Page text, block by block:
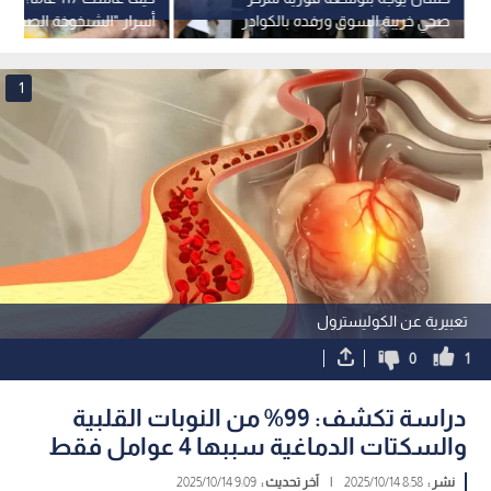
أسرار "الشيخوخة
في العالم
صحي خريبة السوق ورفده بالكوادر
تعبيرية عن الكوليسترول
1
1
0
دراسة تكشف: 99% من النوبات القلبية
والسكتات الدماغية سببها 4 عوامل فقط
نشر :8:58 2025/10/14
| آخر تحديث :9:09 2025/10/14